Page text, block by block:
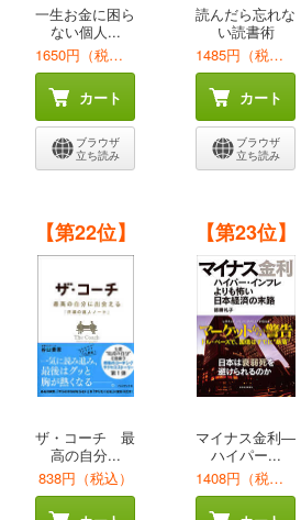
一生お金に困ら
ない個人...
1650円（税込）
カート
ブラウザ
立ち読み
読んだら忘れな
い読書術
1485円（税込）
カート
ブラウザ
立ち読み
【第22位】
ザ・コーチ 最
高の自分...
838円（税込）
【第23位】
マイナス金利―
ハイパー...
1408円（税込）